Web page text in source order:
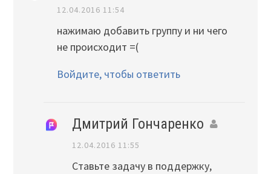
12.04.2016 11:54
нажимаю добавить группу и ни чего
не происходит =(
Войдите, чтобы ответить
Дмитрий Гончаренко
12.04.2016 11:55
Ставьте задачу в поддержку,